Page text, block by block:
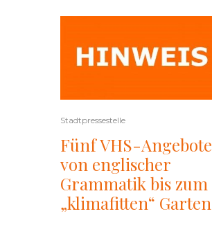
Stadtpressestelle
Fünf VHS-Angebote
von englischer
Grammatik bis zum
„klimafitten“ Garten